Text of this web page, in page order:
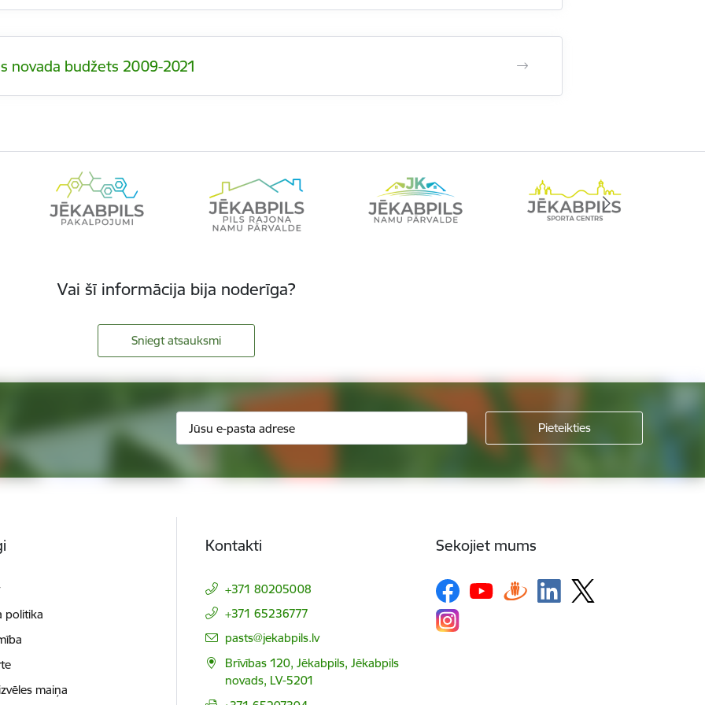
novada budžets 2009-2021
Vai šī informācija bija noderīga?
Sniegt atsauksmi
politika
maiņa
Kontakti
+371 80205008
+371 65236777
E-pasts:
pasts@jekabpils.lv
Brīvības 120, Jēkabpils, Jēkabpils
novads, LV-5201
Sekojiet mums